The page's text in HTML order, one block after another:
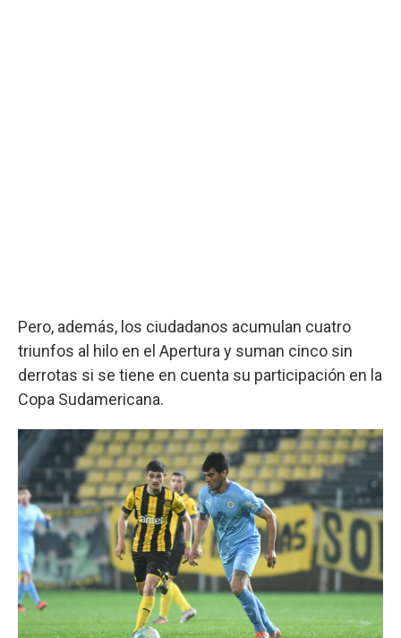
Pero, además, los ciudadanos acumulan cuatro
triunfos al hilo en el Apertura y suman cinco sin
derrotas si se tiene en cuenta su participación en la
Copa Sudamericana.